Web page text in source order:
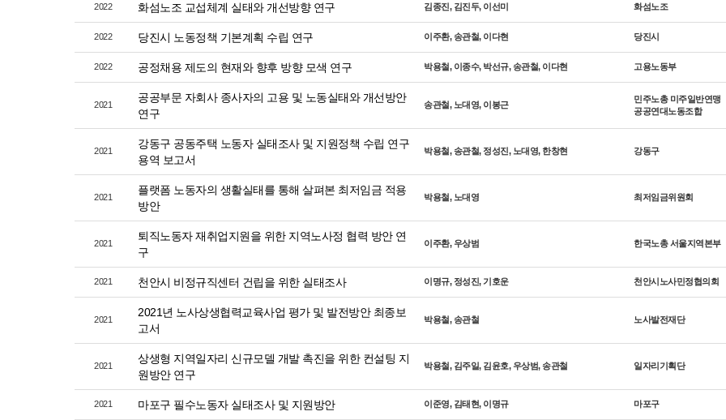
2022 화섬노조 교섭체계 실태와 개선방향 연구 김종진, 김진두, 이선미 화섬노조
2022 당진시 노동정책 기본계획 수립 연구 이주환, 송관철, 이다현 당진시
2022 공정채용 제도의 현재와 향후 방향 모색 연구 박용철, 이종수, 박선규, 송관철, 이다현 고용노동부
2021
공공부문 자회사 종사자의 고용 및 노동실태와 개선방안
연구
송관철, 노대영, 이봉근
민주노총 미주일반연맹
공공연대노동조합
2021
강동구 공동주택 노동자 실태조사 및 지원정책 수립 연구
용역 보고서
박용철, 송관철, 정성진, 노대영, 한창현 강동구
2021
플랫폼 노동자의 생활실태를 통해 살펴본 최저임금 적용
방안
박용철, 노대영 최저임금위원회
2021
퇴직노동자 재취업지원을 위한 지역노사정 협력 방안 연
구
이주환, 우상범 한국노총 서울지역본부
2021 천안시 비정규직센터 건립을 위한 실태조사 이명규, 정성진, 기호운 천안시노사민정협의회
2021
2021년 노사상생협력교육사업 평가 및 발전방안 최종보
고서
박용철, 송관철 노사발전재단
2021
상생형 지역일자리 신규모델 개발 촉진을 위한 컨설팅 지
원방안 연구
박용철, 김주일, 김윤호, 우상범, 송관철 일자리기획단
2021 마포구 필수노동자 실태조사 및 지원방안 이준영, 김태현, 이명규 마포구